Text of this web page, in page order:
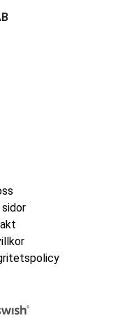
Mina sidor